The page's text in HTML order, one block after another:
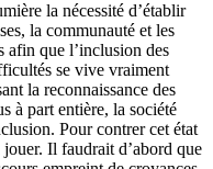
la nécessité d’établir
la communauté et les
afin que l’inclusion des
se vive vraiment
la reconnaissance des
à part entière, la société
Pour contrer cet état
Il faudrait d’abord que